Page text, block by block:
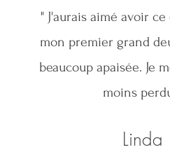
" J'aurais aimé avoir
mon premier grand
beaucoup apaisée. Je
moins
Linda